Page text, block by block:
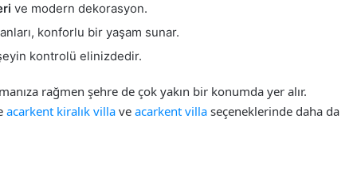
ve modern dekorasyon.
konforlu bir yaşam sunar.
kontrolü elinizdedir.
rağmen şehre de çok yakın bir konumda yer alır.
acarkent kiralık villa ve acarkent villa seçeneklerinde daha da